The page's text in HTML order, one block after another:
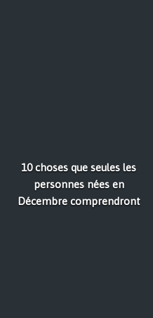
10 choses que seules les
personnes nées en
Décembre comprendront